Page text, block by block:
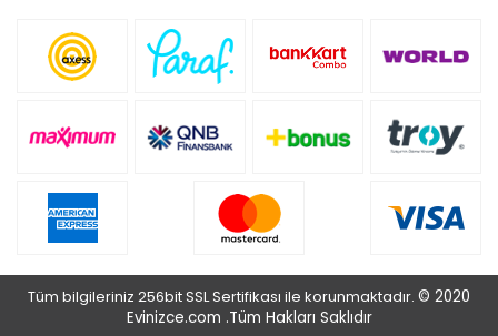
Tüm bilgileriniz 256bit SSL Sertifikası ile korunmaktadır. © 2020
Evinizce.com .Tüm Hakları Saklıdır